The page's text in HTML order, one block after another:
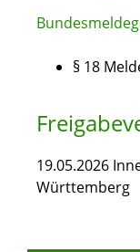
§ 18
19.05.2026
Württemberg